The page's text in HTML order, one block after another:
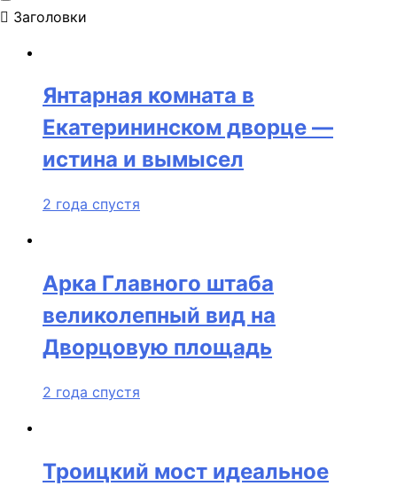
Заголовки
Янтарная комната в
Екатерининском дворце —
истина и вымысел
2 года спустя
Арка Главного штаба
великолепный вид на
Дворцовую площадь
2 года спустя
Троицкий мост идеальное